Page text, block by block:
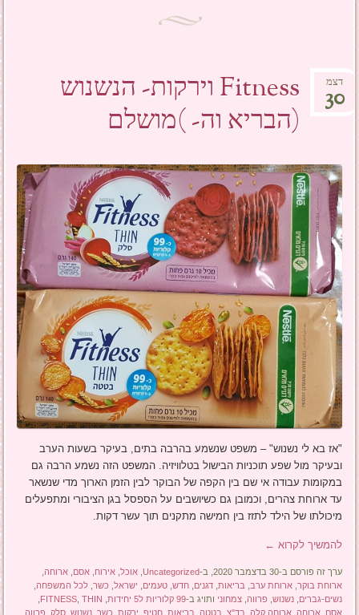
Fitness וירקות- הנשנוש
(הבריא וה- )מושלם
דצמ
30
"אז בא לי נשנוש" – משפט שנשמע בהרבה בתים, בעיקר בשעות הערב
ובעיקר מול שפע תוכניות הבישול בטלוויזיה. המשפט הזה נשמע הרבה גם
במקומות עבודה אי שם בין הקפה של הבוקר לבין הזמן הארוך מדי שנשאר
עד ארוחת צהרים, וכמובן גם כשיושבים על הספסל בגן הציבורי ומתפעלים
מיכולתו של הילד לתזז בין חמישה מתקנים תוך עשר דקות.
להמשיך לקרוא ←
ערך זה פורסם ב-30 בדצמבר 2020, ב- Uncategorized
,אוכל ,אירוח ,אסם ,ארוחה
ארוחת בוקר ,ארוחת ערב בריאות ,דגנים ,חדש ,טעמים ישראל כשר ,לכל המשפחה
נשים-גברים ,נשנוש פרווה ,צמחוני ותויג ב-99 קלוריות ל5 יחידות FITNESS, THIN
אסם ,ארוחה ,ארוחה קלה בד"צ בטטה בריאות ,חטיף ירקות כשר ,נשנוש ,סלק פרווה